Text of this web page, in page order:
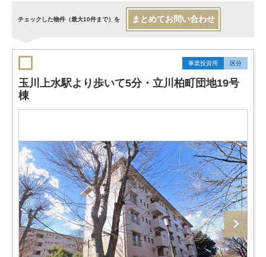
チェックした物件（最大10件まで）を まとめてお問い合わせ
事業投資用 区分
玉川上水駅より歩いて5分・立川柏町団地19号
棟